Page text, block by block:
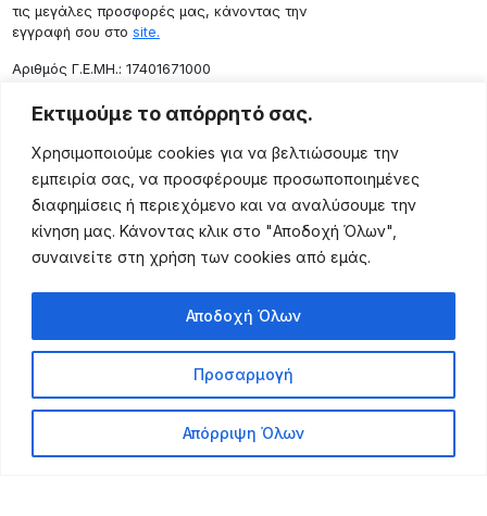
Εκτιμούμε το απόρρητό σας.
Χρησιμοποιούμε cookies για να βελτιώσουμε την
εμπειρία σας, να προσφέρουμε προσωποποιημένες
διαφημίσεις ή περιεχόμενο και να αναλύσουμε την
κίνηση μας. Κάνοντας κλικ στο "Αποδοχή Όλων",
συναινείτε στη χρήση των cookies από εμάς.
Προσαρμογή
Απόρριψη Όλων
Αποδοχή Όλων
τις μεγάλες προσφορές μας, κάνοντας την
εγγραφή σου στο site.
Aριθμός Γ.Ε.ΜΗ.: 17401671000
Επικοινωνία
Ρόδου 133, Αθήνα 10443
(+30) 211 725 5427
sales@lightingexpert.gr
Χρήσιμες Σελίδες
Προϊόντα
Τρόποι Αποστολής